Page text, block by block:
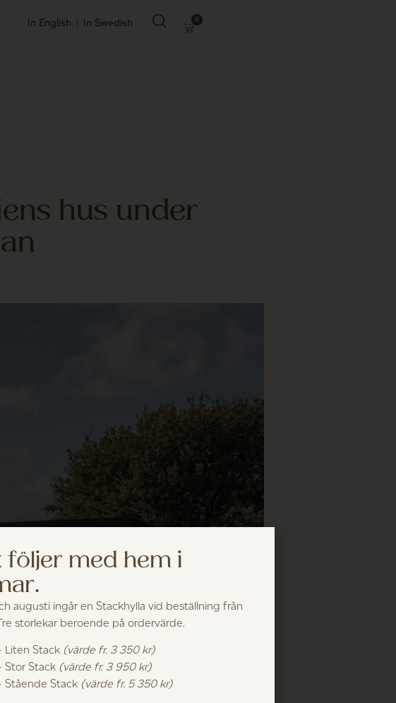
In English In Swedish 0
hus under
följer med hem i
augusti ingår en Stackhylla vid beställning från
storlekar beroende på ordervärde.
Stack (värde fr. 3 350 kr)
Stack (värde fr. 3 950 kr)
Stack (värde fr. 5 350 kr)